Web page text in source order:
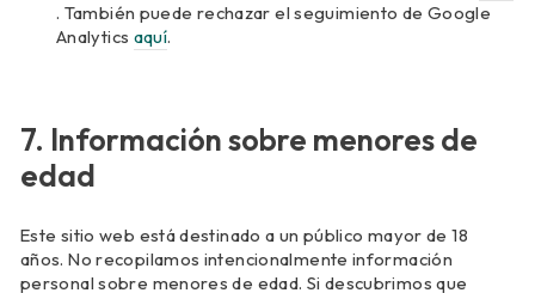
. También puede rechazar el seguimiento de Google
Analytics aquí.
7. Información sobre menores de
edad
Este sitio web está destinado a un público mayor de 18
años. No recopilamos intencionalmente información
personal sobre menores de edad. Si descubrimos que